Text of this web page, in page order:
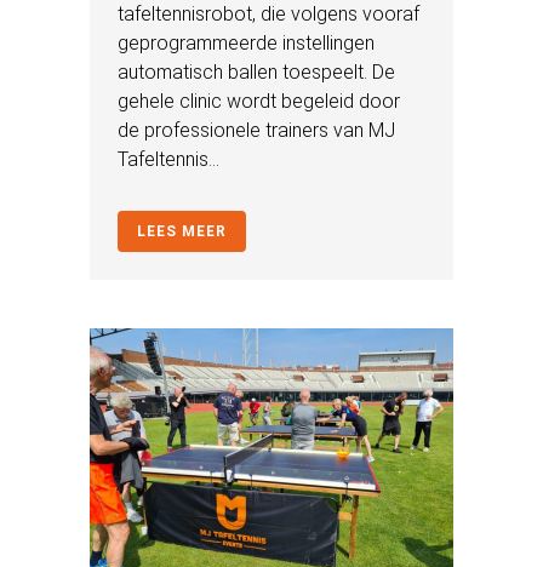
tafeltennisrobot, die volgens vooraf
geprogrammeerde instellingen
automatisch ballen toespeelt. De
gehele clinic wordt begeleid door
de professionele trainers van MJ
Tafeltennis...
LEES MEER